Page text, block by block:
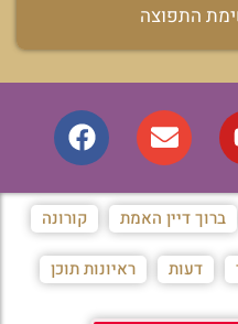
התפוצה
ברוך דיין האמת קורונה
דעות ראיונות תוכן